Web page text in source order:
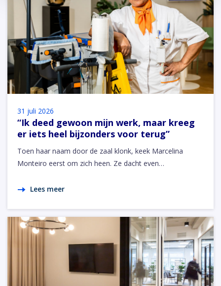
31 juli 2026
“Ik deed gewoon mijn werk, maar kreeg
er iets heel bijzonders voor terug”
Toen haar naam door de zaal klonk, keek Marcelina
Monteiro eerst om zich heen. Ze dacht even…
Lees meer